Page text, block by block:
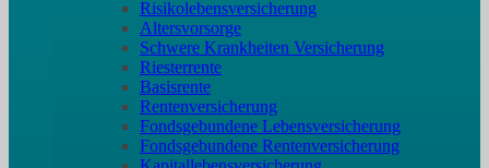
Risikolebensversicherung
Altersvorsorge
Schwere Krankheiten Versicherung
Riesterrente
Basisrente
Rentenversicherung
Fondsgebundene Lebensversicherung
Fondsgebundene Rentenversicherung